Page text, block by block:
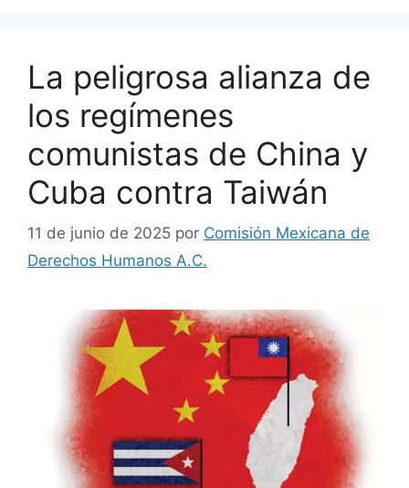
La peligrosa alianza de
los regímenes
comunistas de China y
Cuba contra Taiwán
11 de junio de 2025 por Comisión Mexicana de
Derechos Humanos A.C.